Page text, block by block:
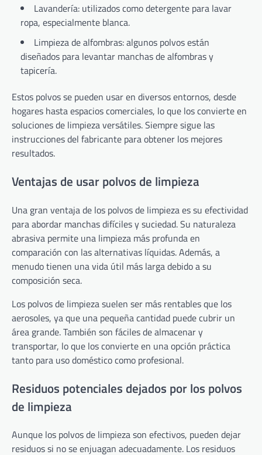
Lavandería: utilizados como detergente para lavar
ropa, especialmente blanca.
Limpieza de alfombras: algunos polvos están
diseñados para levantar manchas de alfombras y
tapicería.
Estos polvos se pueden usar en diversos entornos, desde
hogares hasta espacios comerciales, lo que los convierte en
soluciones de limpieza versátiles. Siempre sigue las
instrucciones del fabricante para obtener los mejores
resultados.
Ventajas de usar polvos de limpieza
Una gran ventaja de los polvos de limpieza es su efectividad
para abordar manchas difíciles y suciedad. Su naturaleza
abrasiva permite una limpieza más profunda en
comparación con las alternativas líquidas. Además, a
menudo tienen una vida útil más larga debido a su
composición seca.
Los polvos de limpieza suelen ser más rentables que los
aerosoles, ya que una pequeña cantidad puede cubrir un
área grande. También son fáciles de almacenar y
transportar, lo que los convierte en una opción práctica
tanto para uso doméstico como profesional.
Residuos potenciales dejados por los polvos
de limpieza
Aunque los polvos de limpieza son efectivos, pueden dejar
residuos si no se enjuagan adecuadamente. Los residuos